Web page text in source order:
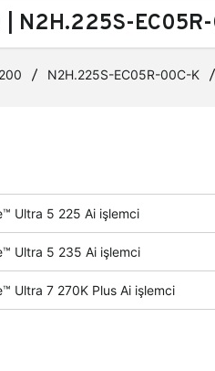
N2H.225S-
N2H.225S-EC05R-00C-K
Ultra 5 225 Ai işlemci
Ultra 5 235 Ai işlemci
Ultra 7 270K Plus Ai işlemci